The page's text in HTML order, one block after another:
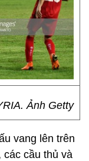
Ảnh Getty
vang lên trên
các cầu thủ và